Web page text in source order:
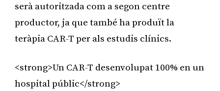
serà autoritzada com a segon centre
productor, ja que també ha produït la
teràpia CAR-T per als estudis clínics.
<strong>Un CAR-T desenvolupat 100% en un
hospital públic</strong>